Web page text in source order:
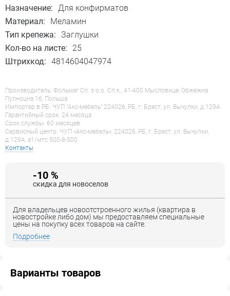
Назначение: Для конфирматов
Материал:
Меламин
Тип крепежа: Заглушки
Кол-во на листе:
25
Штрихкод: 4814604047974
Производитель: Фольмаг Сп. з о.о. Сп.к., 41-400 Мысловице, Обжежна
Пулноцна 16, Польша
Импортер в РБ: ЧУП "Акс-мебель" 224026, РБ, г. Брест, ул. Вычулки, д.129А
Гарантийный срок: 24 месяца
Срок службы: 60 месяцев
Сервисный центр: ЧУП «Акс-мебель», 224026, РБ, г. Брест, ул. Вычулки,
д.129А, a1/мтс 500-8-500
Контакты
-10 %
скидка для новоселов
Для владельцев новоотстроенного жилья (квартира в
новостройке либо дом) мы предоставляем специальные
цены на покупку всех товаров на сайте.
Подробнее
Варианты товаров